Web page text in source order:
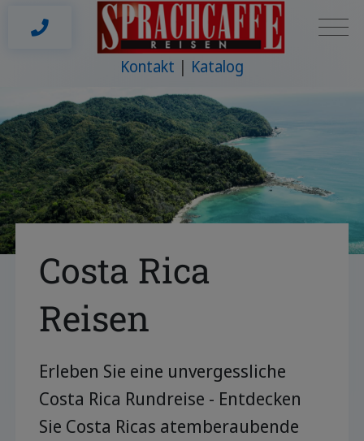
Kontakt Katalog
Costa Rica
Reisen
Erleben Sie eine unvergessliche
Costa Rica Rundreise - Entdecken
Sie Costa Ricas atemberaubende